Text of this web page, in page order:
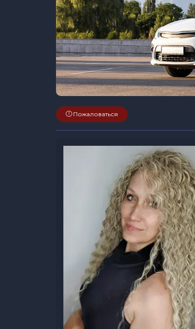
Пожаловаться